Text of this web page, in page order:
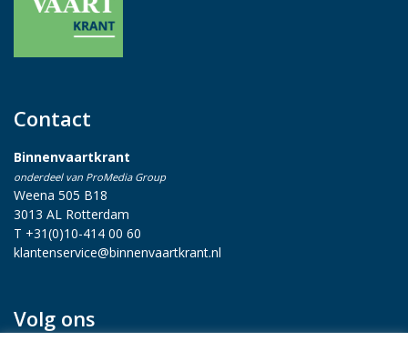
Contact
Binnenvaartkrant
onderdeel van ProMedia Group
Weena 505 B18
3013 AL Rotterdam
T +31(0)10-414 00 60
klantenservice@binnenvaartkrant.nl
Volg ons